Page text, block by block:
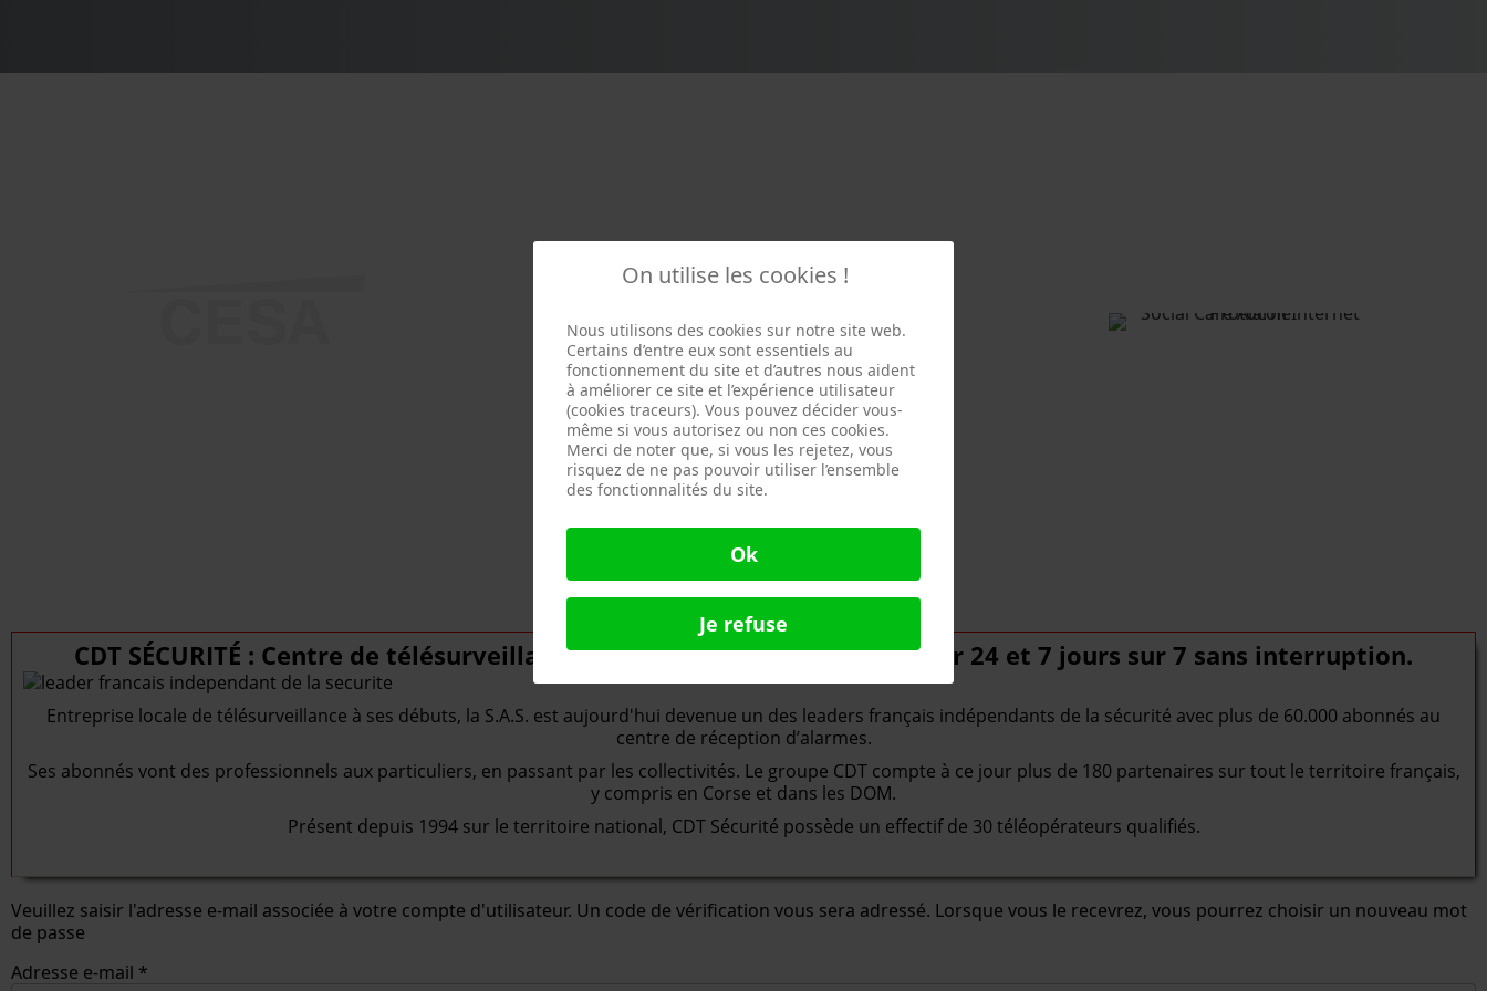
CDT SÉCURITÉ : Centre de télésurveillance et téléassistance 24 heures sur 24 et 7 jours sur 7 sans interruption.
Entreprise locale de télésurveillance à ses débuts, la S.A.S. est aujourd'hui devenue un des leaders français indépendants de la sécurité avec plus de 60.000 abonnés au
centre de réception d’alarmes.
Ses abonnés vont des professionnels aux particuliers, en passant par les collectivités. Le groupe CDT compte à ce jour plus de 180 partenaires sur tout le territoire français,
y compris en Corse et dans les DOM.
Présent depuis 1994 sur le territoire national, CDT Sécurité possède un effectif de 30 téléopérateurs qualifiés.
Veuillez saisir l'adresse e-mail associée à votre compte d'utilisateur. Un code de vérification vous sera adressé. Lorsque vous le recevrez, vous pourrez choisir un nouveau mot
de passe
Adresse e-mail *
On utilise les cookies !
Nous utilisons des cookies sur notre site web.
Certains d’entre eux sont essentiels au
fonctionnement du site et d’autres nous aident
à améliorer ce site et l’expérience utilisateur
(cookies traceurs). Vous pouvez décider vous-
même si vous autorisez ou non ces cookies.
Merci de noter que, si vous les rejetez, vous
risquez de ne pas pouvoir utiliser l’ensemble
des fonctionnalités du site.
Ok
Je refuse